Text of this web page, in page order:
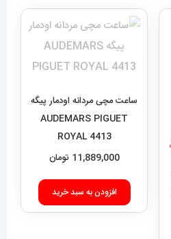
ساعت مچی مردانه اودمار پیگه
AUDEMARS PIGUET
ROYAL 4413
11,889,000 تومان
افزودن به سبد خرید